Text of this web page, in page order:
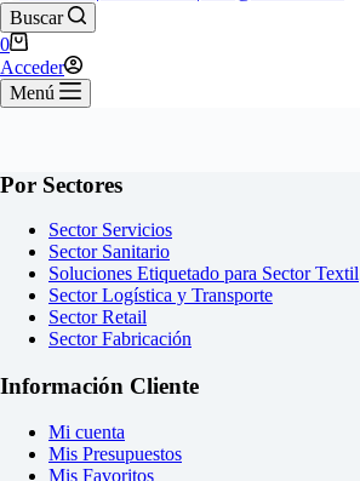
Buscar
Carro
de
compra
0
Acceder
Menú
Por Sectores
Sector Servicios
Sector Sanitario
Soluciones Etiquetado para Sector Textil
Sector Logística y Transporte
Sector Retail
Sector Fabricación
Información Cliente
Mi cuenta
Mis Presupuestos
Mis Favoritos